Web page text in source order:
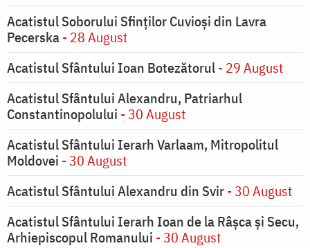
Acatistul Soborului Sfinților Cuvioși din Lavra
Pecerska- 28 August
Acatistul Sfântului Ioan Botezătorul- 29 August
Acatistul Sfântului Alexandru, Patriarhul
Constantinopolului - 30 August
Acatistul Sfântului Ierarh Varlaam, Mitropolitul
Moldovei - 30 August
Acatistul Sfântului Alexandru din Svir- 30 August
Acatistul Sfântului Ierarh Ioan de la Râşca şi Secu,
Arhiepiscopul Romanului - 30 August